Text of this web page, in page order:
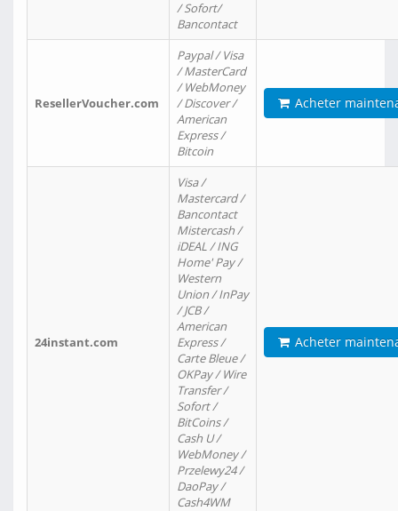
/ Sofort/
Bancontact
ResellerVoucher.com
Paypal / Visa
/ MasterCard
/ WebMoney
/ Discover /
American
Express /
Bitcoin
Acheter
24instant.com
Visa /
Mastercard /
Bancontact
Mistercash /
iDEAL / ING
Home' Pay /
Western
Union / InPay
/ JCB /
American
Express /
Carte Bleue /
OKPay / Wire
Transfer /
Sofort /
BitCoins /
Cash U /
WebMoney /
Przelewy24 /
DaoPay /
Cash4WM
Acheter